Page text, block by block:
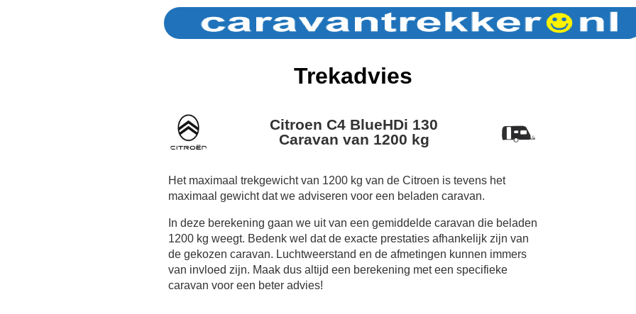
Trekadvies
Citroen C4 BlueHDi 130
Caravan van 1200 kg
Het maximaal trekgewicht van 1200 kg van de Citroen is tevens het
maximaal gewicht dat we adviseren voor een beladen caravan.
In deze berekening gaan we uit van een gemiddelde caravan die beladen
1200 kg weegt. Bedenk wel dat de exacte prestaties afhankelijk zijn van
de gekozen caravan. Luchtweerstand en de afmetingen kunnen immers
van invloed zijn. Maak dus altijd een berekening met een specifieke
caravan voor een beter advies!